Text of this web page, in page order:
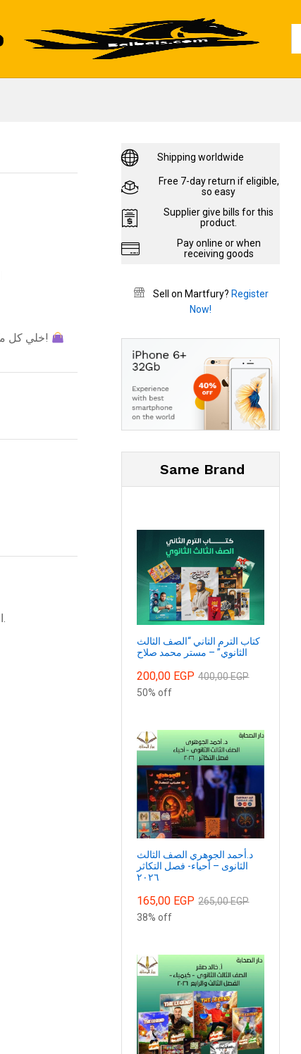
خلي كل مكياجك منظم قدام عينك، وانسي اللخبطة والدوخة في الشنط!
الشنطة بتتفتح بالكامل على شكل مفرش كبير، تقدري تشوفي كل مستحضراتك مرة واحدة وتحافظي عليهم بعيد عن أي سطح مش نظيف.
Shipping worldwide
Free 7-day return if eligible,
so easy
Supplier give bills for this
product.
Pay online or when
receiving goods
Sell on Martfury? Register
Now!
Same Brand
كتاب الترم التاني “الصف الثالث
الثانوي” – مستر محمد صلاح
200,00 EGP 400,00EGP
50% off
د.أحمد الجوهري الصف الثالث
الثانوى – أحياء- فصل التكاثر
٢٠٢٦
165,00 EGP 265,00EGP
38% off
EGP